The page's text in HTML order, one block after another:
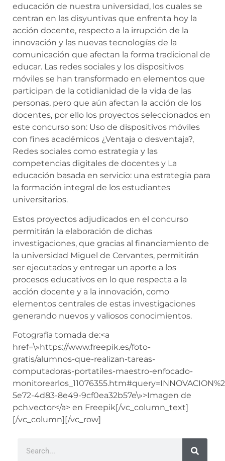
educación de nuestra universidad, los cuales se
centran en las disyuntivas que enfrenta hoy la
acción docente, respecto a la irrupción de la
innovación y las nuevas tecnologías de la
comunicación que afectan la forma tradicional de
educar. Las redes sociales y los dispositivos
móviles se han transformado en elementos que
participan de la cotidianidad de la vida de las
personas, pero que aún afectan la acción de los
docentes, por ello los proyectos seleccionados en
este concurso son: Uso de dispositivos móviles
con fines académicos ¿Ventaja o desventaja?,
Redes sociales como estrategia y las
competencias digitales de docentes y La
educación basada en servicio: una estrategia para
la formación integral de los estudiantes
universitarios.
Estos proyectos adjudicados en el concurso
permitirán la elaboración de dichas
investigaciones, que gracias al financiamiento de
la universidad Miguel de Cervantes, permitirán
ser ejecutados y entregar un aporte a los
procesos educativos en lo que respecta a la
acción docente y a la innovación, como
elementos centrales de estas investigaciones
generando nuevos y valiosos conocimientos.
Fotografía tomada de:<a
href=\»https://www.freepik.es/foto-
gratis/alumnos-que-realizan-tareas-
computadoras-portatiles-maestro-enfocado-
5e72-4d83-8e49-9cf0ea32b57e\»>Imagen de
pch.vector</a> en Freepik[/vc_column_text]
[/vc_column][/vc_row]